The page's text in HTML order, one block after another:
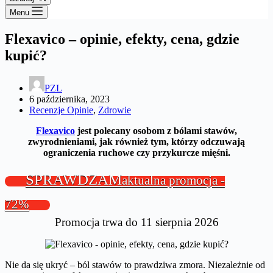
Menu
Flexavico – opinie, efekty, cena, gdzie
kupić?
PZL
6 października, 2023
Recenzje Opinie, Zdrowie
Flexavico jest polecany osobom z bólami stawów,
zwyrodnieniami, jak również tym, którzy odczuwają
ograniczenia ruchowe czy przykurcze mięśni.
SPRAWDZAMaktualna promocja -
72%
Promocja trwa do 11 sierpnia 2026
Nie da się ukryć – ból stawów to prawdziwa zmora. Niezależnie od